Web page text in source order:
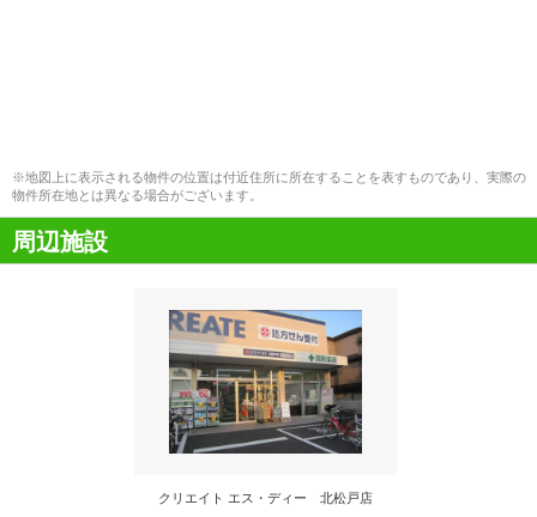
※地図上に表示される物件の位置は付近住所に所在することを表すものであり、実際の
物件所在地とは異なる場合がございます。
周辺施設
クリエイト エス・ディー 北松戸店